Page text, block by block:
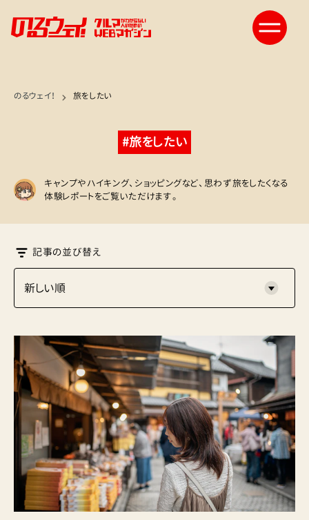
のるウェイ！ 旅をしたい
#旅をしたい
キャンプやハイキング、ショッピングなど、思わず旅をしたくなる
体験レポートをご覧いただけます。
記事の並び替え